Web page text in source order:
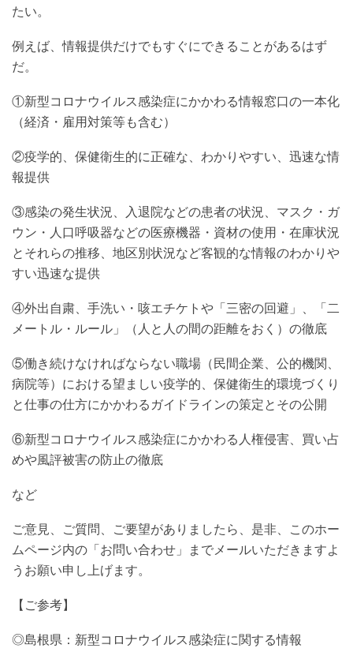
たい。
例えば、情報提供だけでもすぐにできることがあるはず
だ。
①新型コロナウイルス感染症にかかわる情報窓口の一本化
（経済・雇用対策等も含む）
②疫学的、保健衛生的に正確な、わかりやすい、迅速な情
報提供
③感染の発生状況、入退院などの患者の状況、マスク・ガ
ウン・人口呼吸器などの医療機器・資材の使用・在庫状況
とそれらの推移、地区別状況など客観的な情報のわかりや
すい迅速な提供
④外出自粛、手洗い・咳エチケトや「三密の回避」、「二
メートル・ルール」（人と人の間の距離をおく）の徹底
⑤働き続けなければならない職場（民間企業、公的機関、
病院等）における望ましい疫学的、保健衛生的環境づくり
と仕事の仕方にかかわるガイドラインの策定とその公開
⑥新型コロナウイルス感染症にかかわる人権侵害、買い占
めや風評被害の防止の徹底
など
ご意見、ご質問、ご要望がありましたら、是非、このホー
ムページ内の「お問い合わせ」までメールいただきますよ
うお願い申し上げます。
【ご参考】
◎島根県：新型コロナウイルス感染症に関する情報